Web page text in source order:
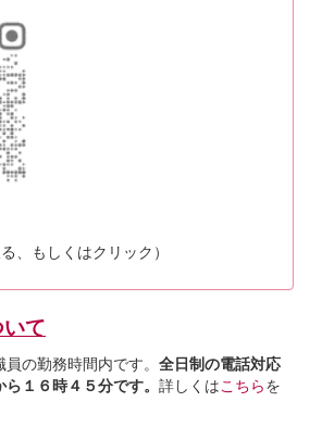
、もしくはクリック）
て
の勤務時間内です。 全日制の電話対応
１６時４５分です。 詳しくはこちらを